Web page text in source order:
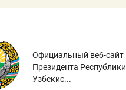
Официальный веб-сайт
Президента Республики
Узбекис...